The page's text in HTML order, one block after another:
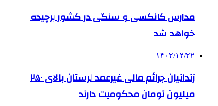
مدارس کانکسی و سنگی در کشور برچیده
خواهد شد
۱۴۰۲/۱۲/۲۲
زندانیان جرائم مالی غیرعمد لرستان بالای ۲۵۰
میلیون تومان محکومیت دارند